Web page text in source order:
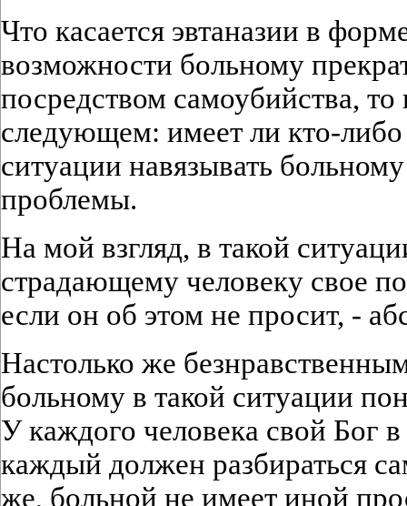
Что касается эвтаназии в
возможности больному
посредством самоубийства, то
следующем: имеет ли кто-
ситуации навязывать
проблемы.
На мой взгляд, в такой
страдающему человеку свое
если он об этом не просит, -
Настолько же
больному в такой ситуации
У каждого человека свой Бог
каждый должен разбираться
же, больной не имеет иной